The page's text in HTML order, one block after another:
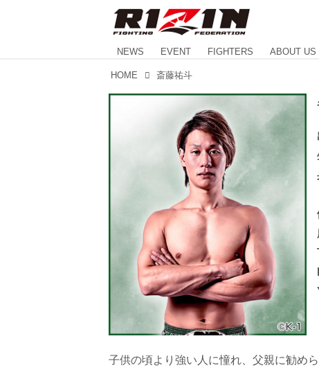
NEWS EVENT FIGHTERS ABOUT US
HOME 斎藤祐斗
子供の頃より強い人に憧れ、父親に勧め